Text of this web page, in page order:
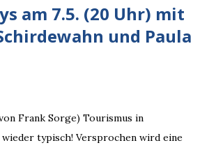
am 7.5. (20 Uhr) mit
und Paula
Frank Sorge) Tourismus in
wieder typisch! Versprochen wird eine